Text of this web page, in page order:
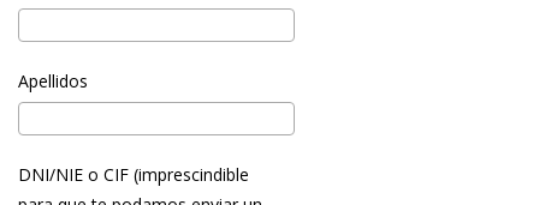
Apellidos
DNI/NIE o CIF (imprescindible